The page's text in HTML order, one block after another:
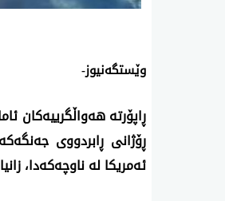
وێستگەنیوز-
ڕاپۆرتە هەواڵگرییەکان
ڕۆژانی ڕابردووی
ئەمریکا لە ناوچەکەدا،